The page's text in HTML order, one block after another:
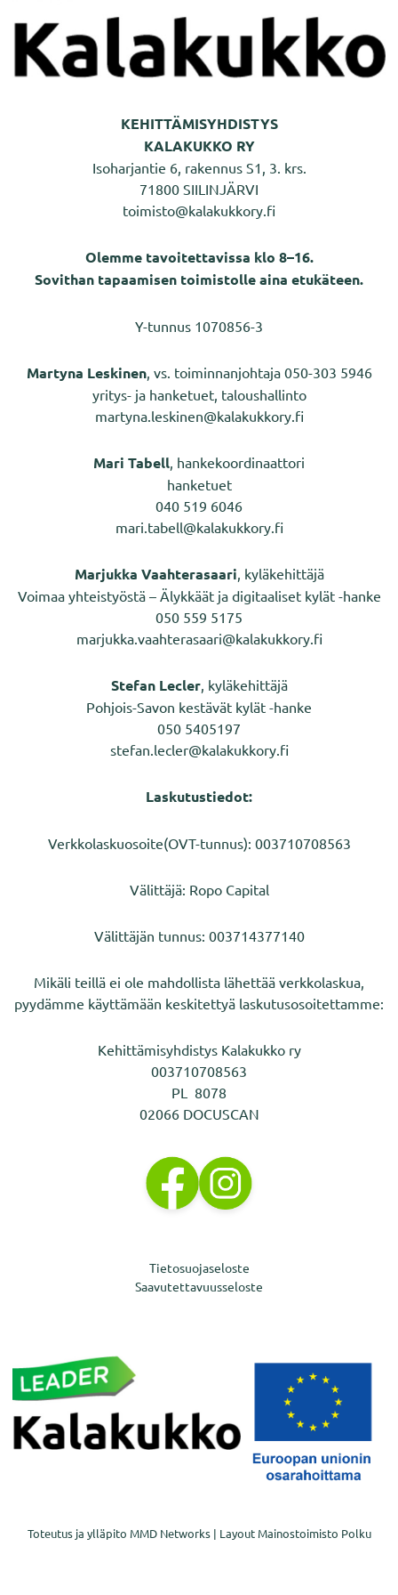
KEHITTÄMISYHDISTYS
KALAKUKKO RY
Isoharjantie 6, rakennus S1, 3. krs.
71800 SIILINJÄRVI
toimisto@kalakukkory.fi
Olemme tavoitettavissa klo 8–16.
Sovithan tapaamisen toimistolle aina etukäteen.
Y-tunnus 1070856-3
Martyna Leskinen, vs. toiminnanjohtaja 050-303 5946
yritys- ja hanketuet, taloushallinto
martyna.leskinen@kalakukkory.fi
Mari Tabell, hankekoordinaattori
hanketuet
040 519 6046
mari.tabell@kalakukkory.fi
Marjukka Vaahterasaari, kyläkehittäjä
Voimaa yhteistyöstä – Älykkäät ja digitaaliset kylät -hanke
050 559 5175
marjukka.vaahterasaari@kalakukkory.fi
Stefan Lecler, kyläkehittäjä
Pohjois-Savon kestävät kylät -hanke
050 5405197
stefan.lecler@kalakukkory.fi
Laskutustiedot:
Verkkolaskuosoite(OVT-tunnus): 003710708563
Välittäjä: Ropo Capital
Välittäjän tunnus: 003714377140
Mikäli teillä ei ole mahdollista lähettää verkkolaskua,
pyydämme käyttämään keskitettyä laskutusosoitettamme:
Kehittämisyhdistys Kalakukko ry
003710708563
PL 8078
02066 DOCUSCAN
Tietosuojaseloste
Saavutettavuusseloste
Toteutus ja ylläpito MMD Networks| Layout Mainostoimisto Polku